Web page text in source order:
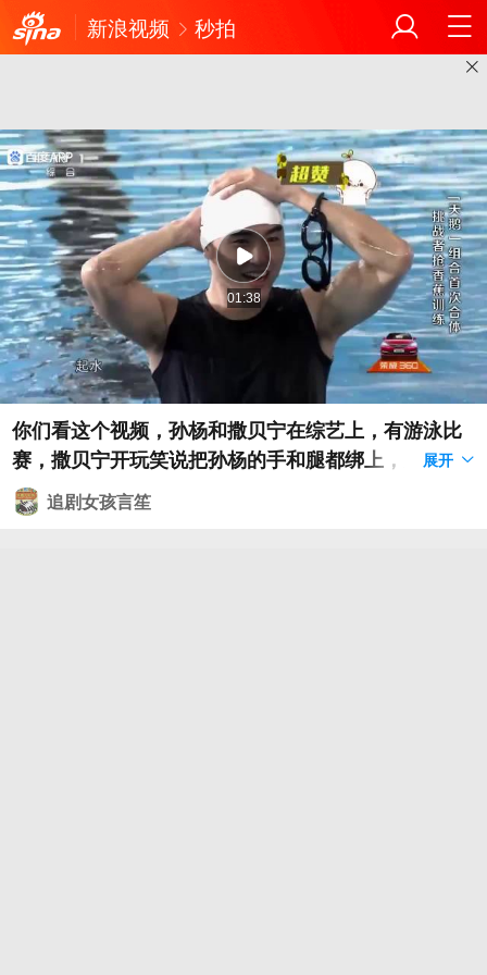
新浪视频 秒拍
01:38
你们看这个视频，孙杨和撒贝宁在综艺上，有游泳比
赛，撒贝宁开玩笑说把孙杨的手和腿都绑上，之后孙
杨抱起撒贝宁作势要扔水里，大家都以为他只是玩一
下，结果他真的啪一下扔下去了。 扔就扔吧，他还扔
展开
追剧女孩言笙